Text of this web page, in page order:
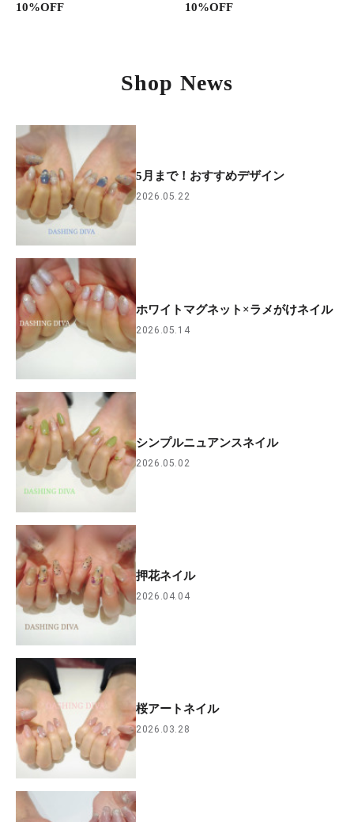
10%OFF 10%OFF
Shop News
5月まで！おすすめデザイン
2026.05.22
ホワイトマグネット×ラメがけネイル
2026.05.14
シンプルニュアンスネイル
2026.05.02
押花ネイル
2026.04.04
桜アートネイル
2026.03.28